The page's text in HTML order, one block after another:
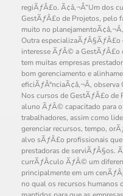
regiÃƒÂ£o. Ã¢â‚¬Å“Um dos
GestÃƒÂ£o de Projetos, pelo
muito no
Outra especializaÃƒÂ§ÃƒÂ£o
interesse ÃƒÂ© a GestÃƒÂ£o
tem muitas empresas
bom gerenciamento e
eficiÃƒÂªnciaÃ¢â‚¬Â, observa
Nos cursos de GestÃƒÂ£o de
aluno ÃƒÂ© capacitado para
trabalhadores, assim como
gerenciar recursos, tempo,
alvo sÃƒÂ£o profissionais
prestadoras de serviÃƒÂ§os.
currÃƒÂ­culo ÃƒÂ© um
principalmente em um
no qual os recursos humanos